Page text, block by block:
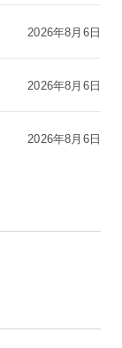
2026年8月6日
2026年8月6日
2026年8月6日